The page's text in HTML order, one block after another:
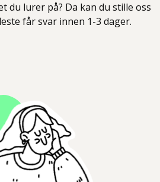
du lurer på? Da kan du stille oss
får svar innen 1-3 dager.